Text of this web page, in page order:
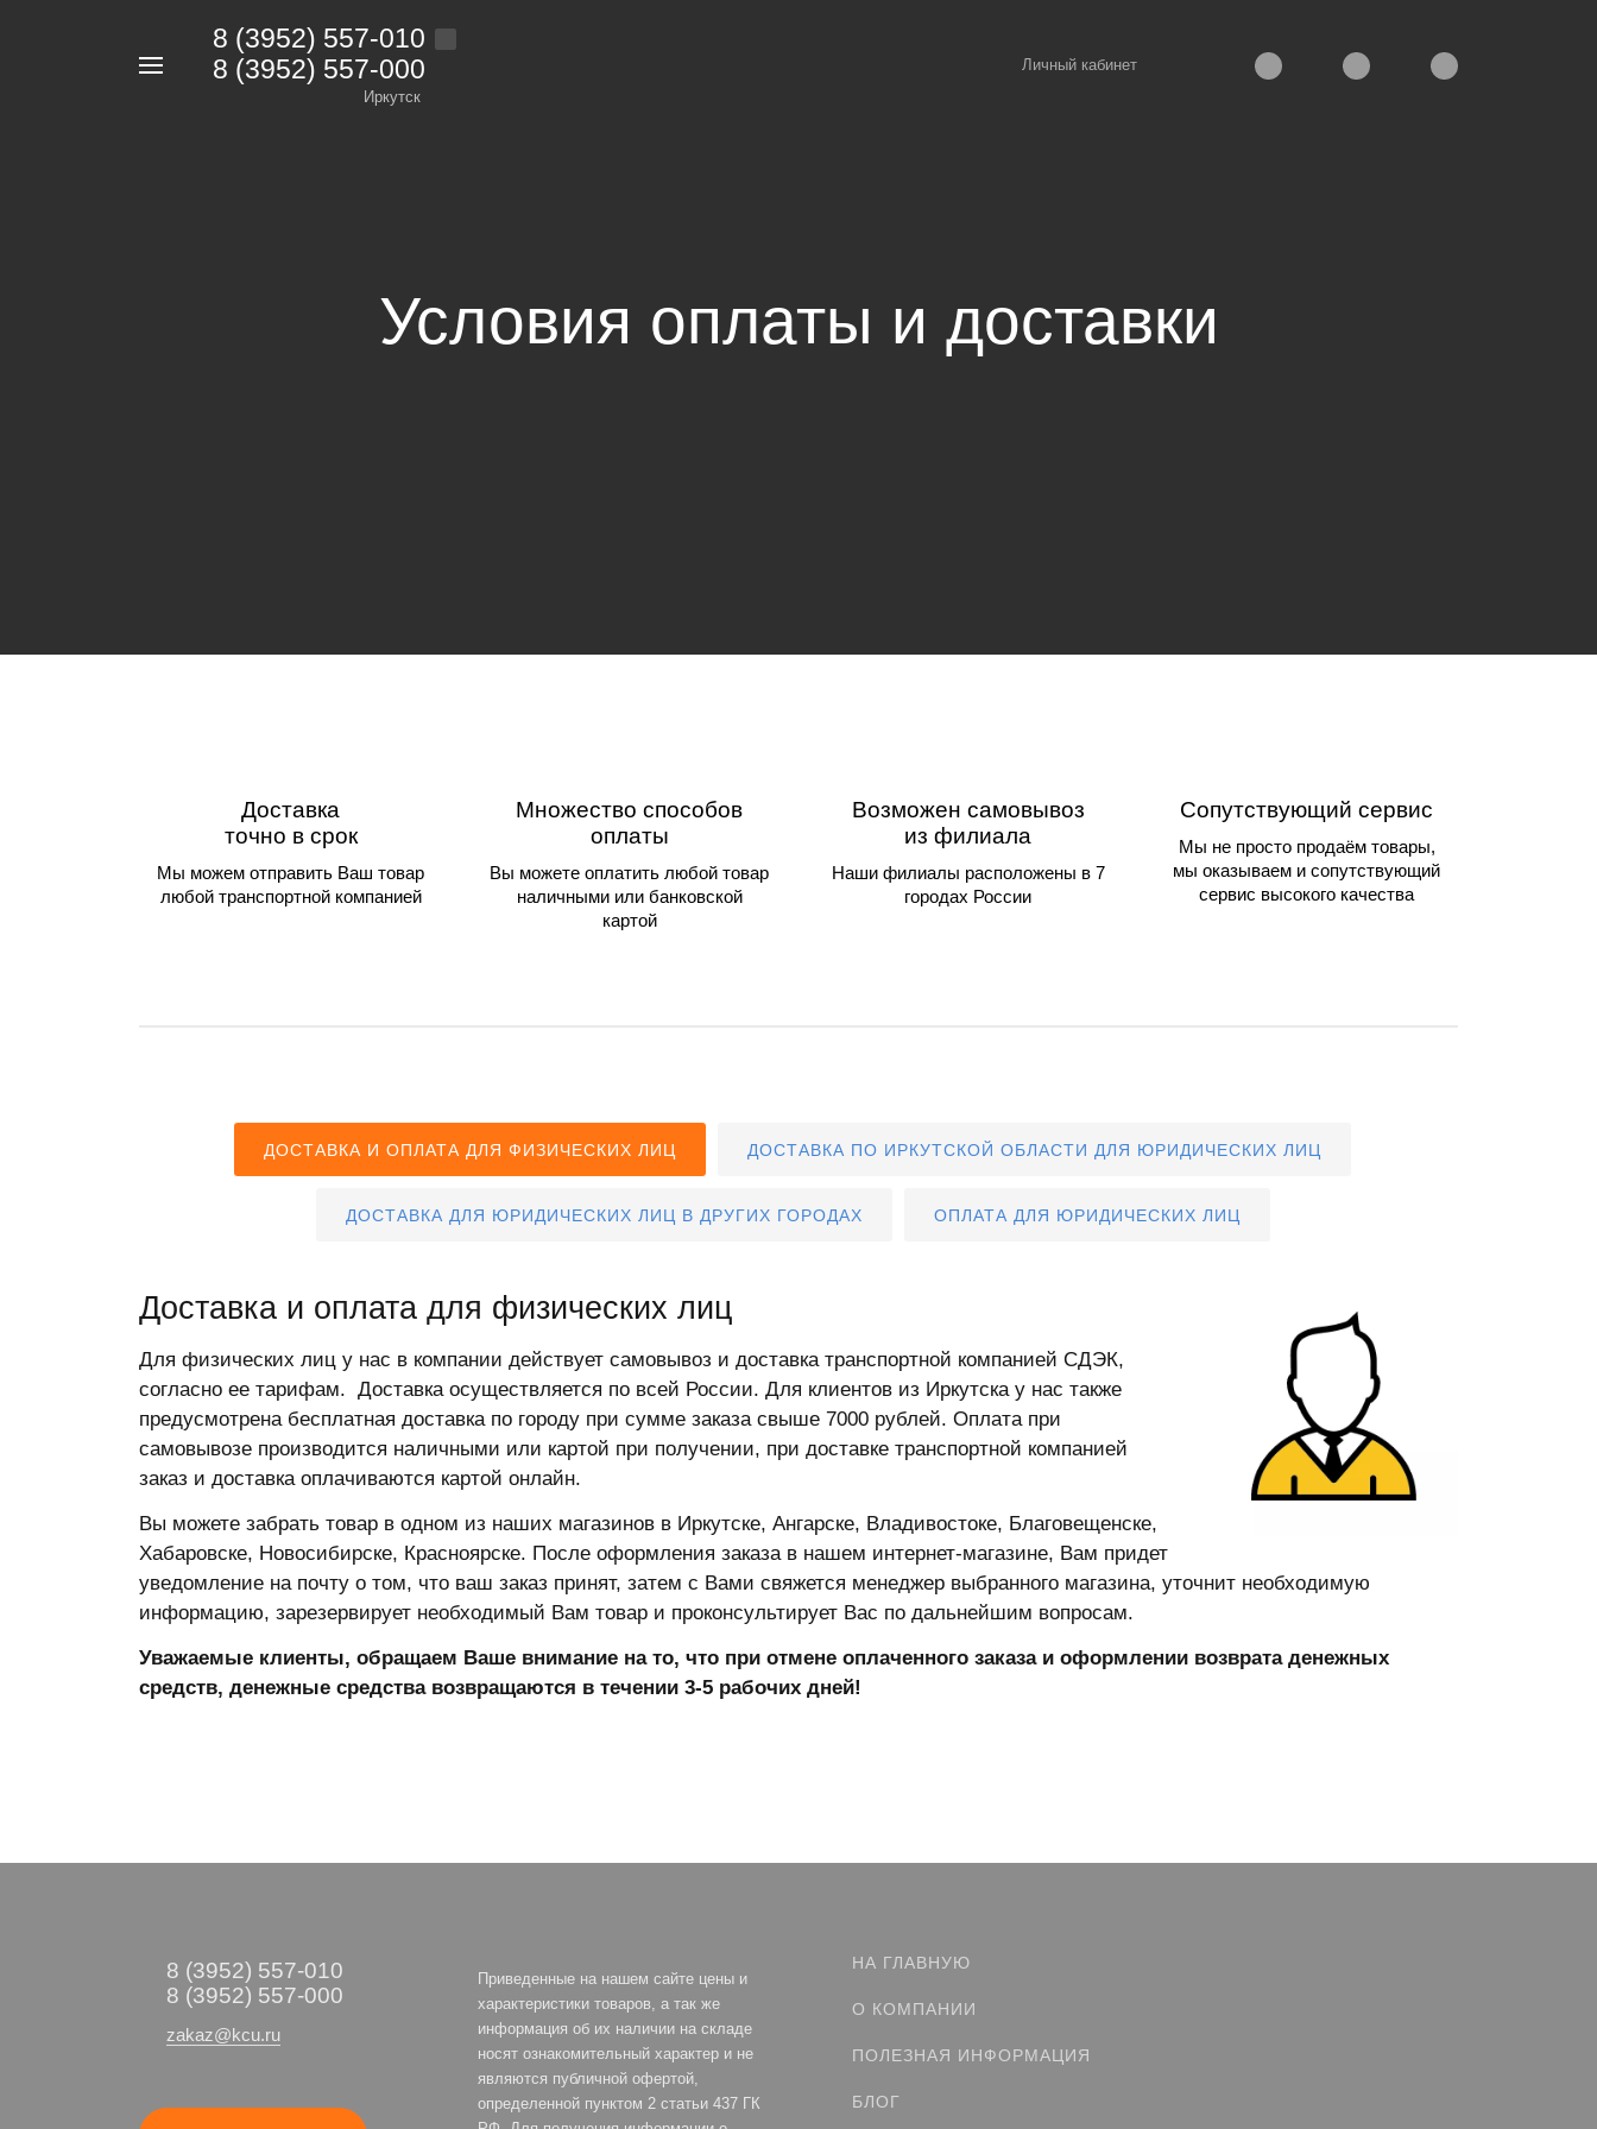
8 (3952) 557-010
8 (3952) 557-000
Иркутск
Личный кабинет
Условия оплаты и доставки
Доставка
точно в срок
Мы можем отправить Ваш товар
любой транспортной компанией
Множество способов
оплаты
Вы можете оплатить любой товар
наличными или банковской
картой
Возможен самовывоз
из филиала
Наши филиалы расположены в 7
городах России
Сопутствующий сервис
Мы не просто продаём товары,
мы оказываем и сопутствующий
сервис высокого качества
ДОСТАВКА И ОПЛАТА ДЛЯ ФИЗИЧЕСКИХ ЛИЦ ДОСТАВКА ПО ИРКУТСКОЙ ОБЛАСТИ ДЛЯ ЮРИДИЧЕСКИХ ЛИЦ
ДОСТАВКА ДЛЯ ЮРИДИЧЕСКИХ ЛИЦ В ДРУГИХ ГОРОДАХ ОПЛАТА ДЛЯ ЮРИДИЧЕСКИХ ЛИЦ
Доставка и оплата для физических лиц
Для физических лиц у нас в компании действует самовывоз и доставка транспортной компанией СДЭК,
согласно ее тарифам. Доставка осуществляется по всей России. Для клиентов из Иркутска у нас также
предусмотрена бесплатная доставка по городу при сумме заказа свыше 7000 рублей. Оплата при
самовывозе производится наличными или картой при получении, при доставке транспортной компанией
заказ и доставка оплачиваются картой онлайн.
Вы можете забрать товар в одном из наших магазинов в Иркутске, Ангарске, Владивостоке, Благовещенске,
Хабаровске, Новосибирске, Красноярске. После оформления заказа в нашем интернет-магазине, Вам придет
уведомление на почту о том, что ваш заказ принят, затем с Вами свяжется менеджер выбранного магазина, уточнит необходимую
информацию, зарезервирует необходимый Вам товар и проконсультирует Вас по дальнейшим вопросам.
Уважаемые клиенты, обращаем Ваше внимание на то, что при отмене оплаченного заказа и оформлении возврата денежных
средств, денежные средства возвращаются в течении 3-5 рабочих дней!
8 (3952) 557-010
8 (3952) 557-000
zakaz@kcu.ru
Приведенные на нашем сайте цены и
характеристики товаров, а так же
информация об их наличии на складе
носят ознакомительный характер и не
являются публичной офертой,
определенной пунктом 2 статьи 437 ГК
НА ГЛАВНУЮ
О КОМПАНИИ
ПОЛЕЗНАЯ ИНФОРМАЦИЯ
БЛОГ